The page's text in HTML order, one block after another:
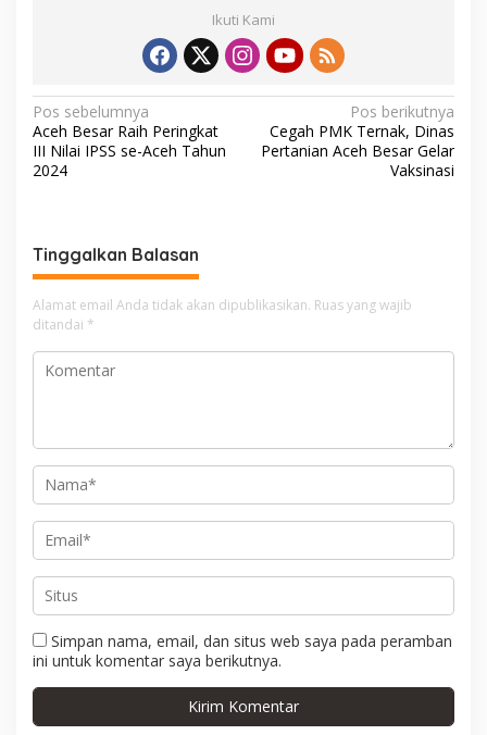
Ikuti Kami
N
a
v
g
a
s
i
p
Pos sebelumnya
Aceh Besar Raih Peringkat
III Nilai IPSS se-Aceh Tahun
2024
Pos berikutnya
Cegah PMK Ternak, Dinas
Pertanian Aceh Besar Gelar
Vaksinasi
Tinggalkan Balasan
Alamat email Anda tidak akan dipublikasikan. Ruas yang wajib
ditandai *
Simpan nama, email, dan situs web saya pada peramban
ini untuk komentar saya berikutnya.